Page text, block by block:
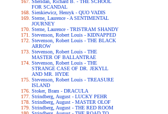
Sheridan, Richard B. - THE SCHOOL
FOR SCANDAL
Sienkiewicz, Henryk - QUO VADIS
Sterne, Laurence - A SENTIMENTAL
JOURNEY
Sterne, Laurence - TRISTRAM SHANDY
Stevenson, Robert Louis - KIDNAPPED
Stevenson, Robert Louis - THE BLACK
ARROW
Stevenson, Robert Louis - THE
MASTER OF BALLANTRAE
Stevenson, Robert Louis - THE
STRANGE CASE OF DR. JEKYLL
AND MR. HYDE
Stevenson, Robert Louis - TREASURE
ISLAND
Stoker, Bram - DRACULA
Strindberg, August - LUCKY PEHR
Strindberg, August - MASTER OLOF
Strindberg, August - THE RED ROOM